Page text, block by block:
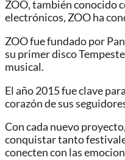
ZOO, también conocido
electrónicos, ZOO ha
ZOO fue fundado por
su primer disco
musical.
El año 2015 fue clave
corazón de sus
Con cada nuevo
conquistar tanto
conecten con las